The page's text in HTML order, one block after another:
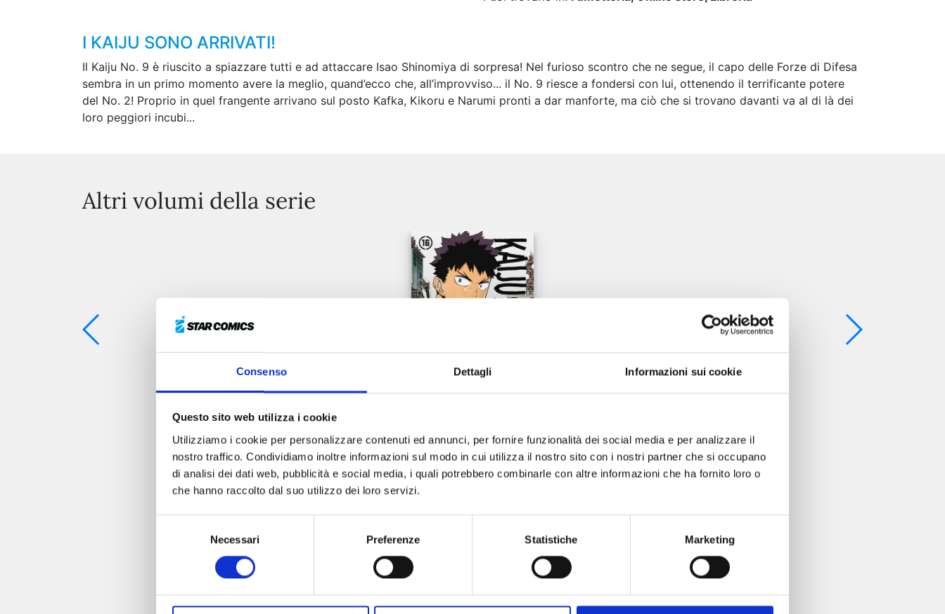
Consenso Dettagli Informazioni sui cookie
Questo sito web utilizza i cookie
Utilizziamo i cookie per personalizzare contenuti ed annunci, per fornire funzionalità dei social media e per analizzare il
nostro traffico. Condividiamo inoltre informazioni sul modo in cui utilizza il nostro sito con i nostri partner che si occupano
di analisi dei dati web, pubblicità e social media, i quali potrebbero combinarle con altre informazioni che ha fornito loro o
che hanno raccolto dal suo utilizzo dei loro servizi.
Necessari Preferenze Statistiche Marketing
I KAIJU SONO ARRIVATI!
Il Kaiju No. 9 è riuscito a spiazzare tutti e ad attaccare Isao Shinomiya di sorpresa! Nel furioso scontro che ne segue, il capo delle Forze di Difesa
sembra in un primo momento avere la meglio, quand’ecco che, all’improvviso... il No. 9 riesce a fondersi con lui, ottenendo il terrificante potere
del No. 2! Proprio in quel frangente arrivano sul posto Kafka, Kikoru e Narumi pronti a dar manforte, ma ciò che si trovano davanti va al di là dei
loro peggiori incubi...
Altri volumi della serie
KAIJU No. 8 n. 16
Mostra tutto